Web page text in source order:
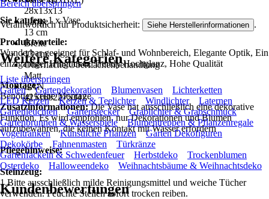
28x13x13
Länge
13 cm
Breite
13 cm
Oberfläche/Oberflächenbehandlung
Matt
EAN
4251682275347
Sie kaufen:1 x Vase
Produktvorteile:
Wunderbar geeignet für Schlaf- und Wohnbereich, Elegante Optik, Ein
einzigartiger Hingucker, Trendy Hochglanz, Hohe Qualität
Montage:
Benötigt keine Montage
Zusatzinformationen:Die Vase hat ausschließlich eine dekorative
Funktion. Es wird empfohlen, nur Dekorationen und Blumen
aufzubewahren, die keinen Kontakt mit Wasser erfordern
Pflegehinweise:
Steinzeug:
1.Bitte ausschließlich milde Reinigungsmittel und weiche Tücher
verwenden. Feuchte Stellen sofort trocken reiben.
Bereich überspringen
Verantwortlich für Produktsicherheit: Siehe Herstellerinformationen .
Weitere Kategorien
Liste überspringen
Garten
Gartendekoration Blumenvasen
Lichterketten
LED Kerzen
Kerzen & Teelichter Windlichter
Laternen
Gartenleuchten
Gartenstecker
Grablichter & Grabschmuck
Gartenbrunnen & Wasserspiele
Blumentreppen & Pflanzenregale
Vogeltränken
Künstliche Pflanzen
Garten Dekofiguren
Dekokörbe
Fahnenmasten
Türkränze
Gartenfackeln & Schwedenfeuer
Herbstdeko
Trockenblumen
Osterdeko
Halloweendeko Weihnachtsbäume & Weihnachtsdeko
Kundenbewertungen